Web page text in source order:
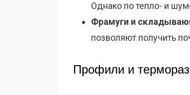
Однако по тепло- и
Фрамуги и
позволяют получить
Профили и